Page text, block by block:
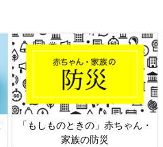
「もしものときの」赤ちゃん・
家族の防災